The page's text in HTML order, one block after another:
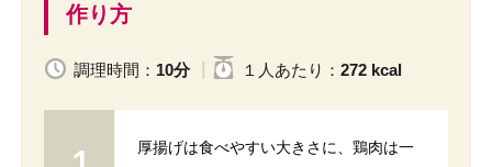
作り方
調理時間： 10分 １人 あたり ： 272 kcal
厚揚げは食べやすい大きさに、鶏肉は一